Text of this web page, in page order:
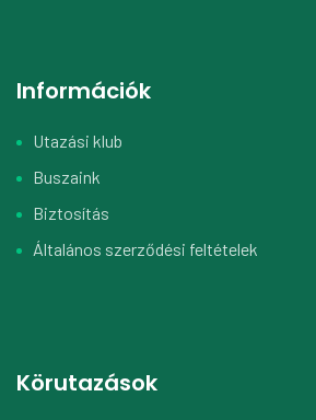
Információk
Utazási klub
Buszaink
Biztosítás
Általános szerződési feltételek
Körutazások